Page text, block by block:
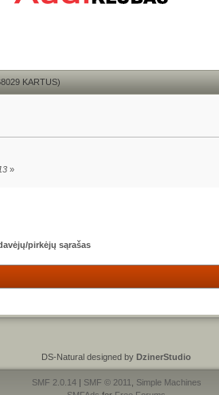
KARTUS)
»
pirkėjų sąrašas
DS-Natural designed by DzinerStudio
SMF 2.0.14| SMF © 2011
Simple Machines